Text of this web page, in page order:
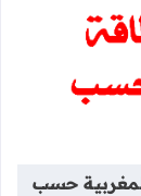
أحرف و أرقام
حسب